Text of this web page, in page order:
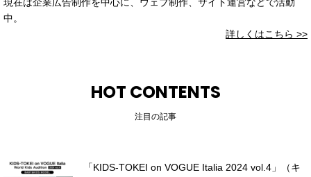
中。
詳しくはこちら >>
HOT CONTENTS
注目の記事
「KIDS-TOKEI on VOGUE Italia 2024 vol.4」（キ